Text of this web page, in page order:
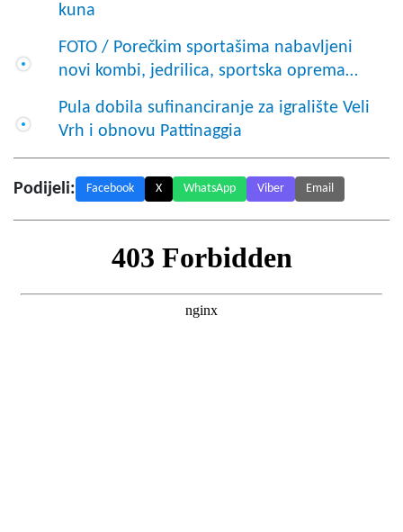
kuna
FOTO / Porečkim sportašima nabavljeni
novi kombi, jedrilica, sportska oprema…
Pula dobila sufinanciranje za igralište Veli
Vrh i obnovu Pattinaggia
Podijeli: Facebook X WhatsApp Viber Email